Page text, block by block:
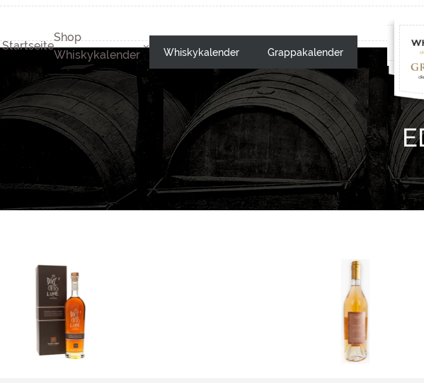
Startseite
Shop
Whiskykalender
Whiskykalender Grappakalender